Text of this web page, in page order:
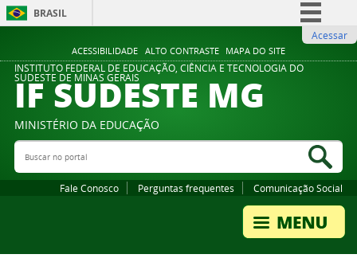
ACESSIBILIDADE ALTO CONTRASTE MAPA DO SITE
BRASIL
Comunica BR
Participe
Legislação
Acessar
INSTITUTO FEDERAL DE EDUCAÇÃO, CIÊNCIA E TECNOLOGIA DO
SUDESTE DE MINAS GERAIS
IF SUDESTE MG
MINISTÉRIO DA EDUCAÇÃO
Buscar no portal
Fale Conosco Perguntas frequentes Comunicação Social